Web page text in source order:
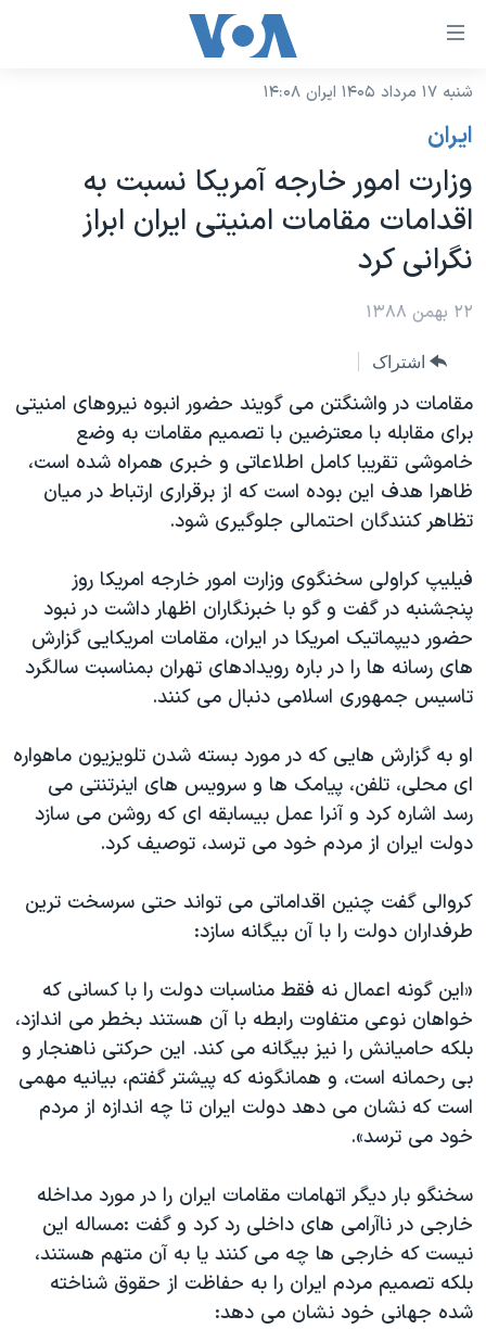
لینکهای
دسترسی
جهش
محتوای
اصلی
جهش
صفحه
جهش
به
جستجو
نسخه سبک وب‌سایت
موضوع ها
ایران
آمریکا
جهان
ورزشی
ویژه برنامه‌ها
ویدیوها
فرهنگ و زندگی
اقتصادی
علم و فناوری
اسرائیل در جنگ
گالری عکس
آرشیو پخش زنده
برنامه های تلویزیونی
جدول برنامه ها
صفحه‌های ویژه
جام جهانی ۲۰۲۶
عملیات خشم حماسی
۲۵۰سالگی آمریکا
بایگانی برنامه‌های تلویزیونی
مستندها
حمله جمهوری اسلامی به اسرائیل
رمز مهسا
ورزش زنان در ایران
اعتراضات زن، زندگی، آزادی
مجموعه مستندهای دادخواهی
تریبونال مردمی آبان ۹۸
دادگاه حمید نوری
چهل سال گروگان‌گیری
قانون شفافیت دارائی کادر رهبری ایران
اعتراضات مردمی آبان ۹۸
اسرائیل در جنگ
نرگس محمدی برنده جایزه نوبل صلح
همایش محافظه‌کاران آمریکا «سی‌پک»
صفحه‌های ویژه
سفر پرزیدنت ترامپ به چین
فرکانس‌های صدای آمریکا
پخش رادیویی
یادگیری زبان انگلیسی
دنبال کنید
زبانهای مختلف
شنبه ۱۷ مرداد ۱۴۰۵ ایران ۱۴:۰۸
ايران
وزارت امور خارجه آمريکا نسبت به
اقدامات مقامات امنیتی ايران ابراز
نگرانی کرد
۲۲ بهمن ۱۳۸۸
اشتراک
مقامات در واشنگتن می گویند حضور انبوه نیروهای امنیتی
برای مقابله با معترضین با تصمیم مقامات به وضع
خاموشی تقریبا کامل اطلاعاتی و خبری همراه شده است،
ظاهرا هدف این بوده است که از برقراری ارتباط در میان
تظاهر کنندگان احتمالی جلوگیری شود.
فیلیپ کراولی سخنگوی وزارت امور خارجه امریکا روز
پنجشنبه در گفت و گو با خبرنگاران اظهار داشت در نبود
حضور دیپماتیک امریکا در ایران، مقامات امریکایی گزارش
های رسانه ها را در باره رویدادهای تهران بمناسبت سالگرد
تاسیس جمهوری اسلامی دنبال می کنند.
او به گزارش هایی که در مورد بسته شدن تلویزیون ماهواره
ای محلی، تلفن، پیامک ها و سرویس های اینرتنتی می
رسد اشاره کرد و آنرا عمل بیسابقه ای که روشن می سازد
دولت ایران از مردم خود می ترسد، توصیف کرد.
کروالی گفت چنین اقداماتی می تواند حتی سرسخت ترین
طرفداران دولت را با آن بیگانه سازد:
«این گونه اعمال نه فقط مناسبات دولت را با کسانی که
خواهان نوعی متفاوت رابطه با آن هستند بخطر می اندازد،
بلکه حامیانش را نیز بیگانه می کند. این حرکتی ناهنجار و
بی رحمانه است، و همانگونه که پیشتر گفتم، بیانیه مهمی
است که نشان می دهد دولت ایران تا چه اندازه از مردم
خود می ترسد».
سخنگو بار دیگر اتهامات مقامات ایران را در مورد مداخله
خارجی در ناآرامی های داخلی رد کرد و گفت :مساله این
نیست که خارجی ها چه می کنند یا به آن متهم هستند،
بلکه تصمیم مردم ایران را به حفاظت از حقوق شناخته
شده جهانی خود نشان می دهد: